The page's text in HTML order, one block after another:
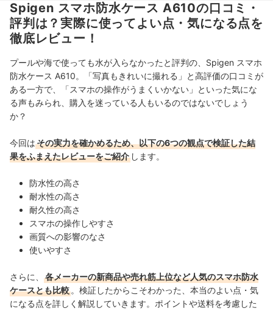
Spigen スマホ防水ケース A610の口コミ・
評判は？実際に使ってよい点・気になる点を
徹底レビュー！
プールや海で使っても水が入らなかったと評判の、Spigen スマホ
防水ケース A610。「写真もきれいに撮れる」と高評価の口コミが
ある一方で、「スマホの操作がうまくいかない 」といった気にな
る声もみられ、購入を迷っている人もいるのではないでしょう
か？
今回はその実力を確かめるため、以下の6つの観点で検証した結
果をふまえたレビューをご紹介 します。
防水性の高さ
耐水性の高さ
耐久性の高さ
スマホの操作しやすさ
画質への影響のなさ
使いやすさ
さらに、
各メーカーの新商品や売れ筋上位など人気のスマホ防水
ケースとも比較 。検証したからこそわかった、本当のよい点・気
になる点を詳しく解説していきます。ポイントや送料を考慮した